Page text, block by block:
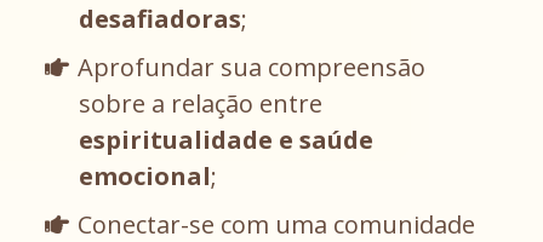
desafiadoras;
Aprofundar sua compreensão
sobre a relação entre
espiritualidade e saúde
emocional;
Conectar-se com uma comunidade